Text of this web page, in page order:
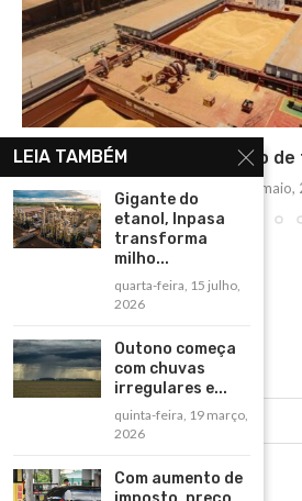
MS exporta mais de 1 milhão
quinta-feira, 14 maio,
LEIA TAMBÉM
Gigante do
etanol, Inpasa
transforma
milho...
quarta-feira, 15 julho,
2026
Outono começa
com chuvas
irregulares e...
quinta-feira, 19 março,
2026
Com aumento de